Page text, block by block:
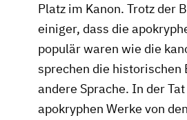
Platz im Kanon. Trotz der
einiger, dass die
populär waren wie die
sprechen die historischen
andere Sprache. In der
apokryphen Werke von